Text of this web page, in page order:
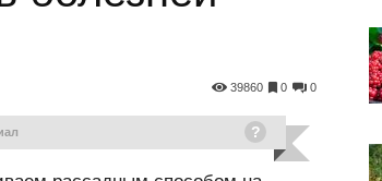
0
0
39860